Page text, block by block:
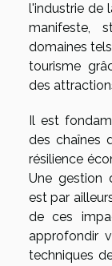
l'industrie de
manifeste,
domaines
tourisme
des
Il est
des chaînes
résilience
Une gestion
est par
de ces
approfondir
techniques